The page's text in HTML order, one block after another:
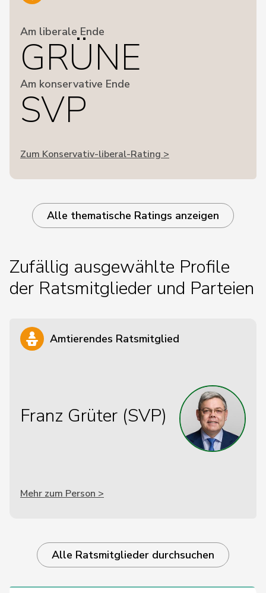
Am liberale Ende
GRÜNE
Am konservative Ende
SVP
Zum Konservativ-liberal-Rating >
Alle thematische Ratings anzeigen
Zufällig ausgewählte Profile
der Ratsmitglieder und Parteien
Amtierendes Ratsmitglied
Franz Grüter (SVP)
Mehr zum Person >
Alle Ratsmitglieder durchsuchen